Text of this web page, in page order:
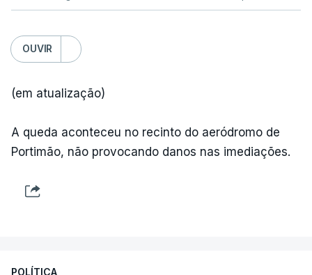
OUVIR
(em atualização)
A queda aconteceu no recinto do aeródromo de
Portimão, não provocando danos nas imediações.
POLÍTICA